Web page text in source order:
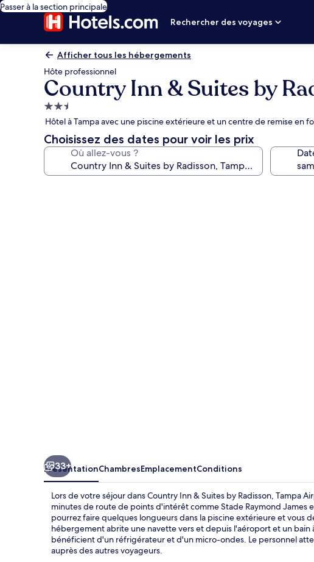
Passer à la section principale
Rechercher des voyages
Afficher tous les hébergements
Hôte professionnel
Country Inn & Suites by
Hébergement
2.5 étoiles
Hôtel à Tampa avec une piscine extérieure et un centre de remise en
Choisissez des dates pour voir les prix
Où allez-vous ?
33+
PrésentationChambresEmplacementConditions
Lors de votre séjour dans Country Inn & Suites by Radisson, Tampa
minutes de route de points d'intérêt comme Stade Raymond James
pourrez faire quelques longueurs dans la piscine extérieure et vous
hébergement abrite une navette vers et depuis l'aéroport et un
bénéficient d'un réfrigérateur et d'un micro-ondes. Le personnel
auprès des autres voyageurs.